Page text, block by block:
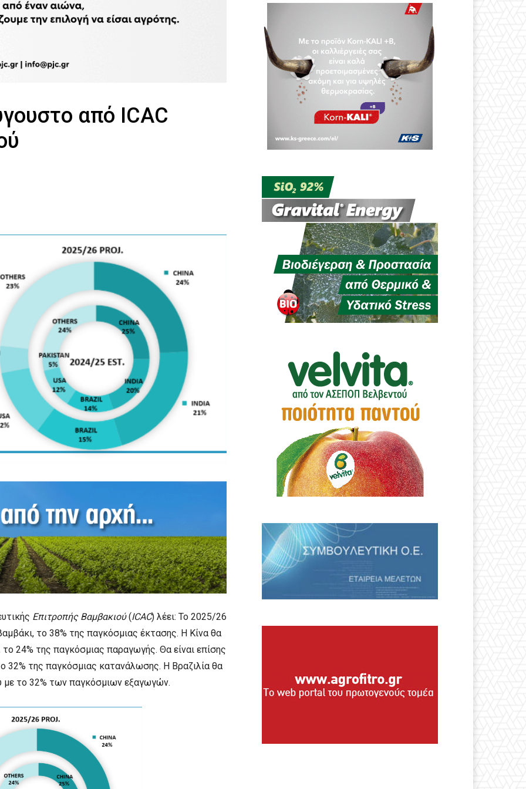
από ICAC
Επιτροπής Βαμβακιού(ICAC) λέει: Το 2025/26
το 38% της παγκόσμιας έκτασης. Η Κίνα θα
24% της παγκόσμιας παραγωγής. Θα είναι επίσης
32% της παγκόσμιας κατανάλωσης. Η Βραζιλία θα
με το 32% των παγκόσμιων εξαγωγών.